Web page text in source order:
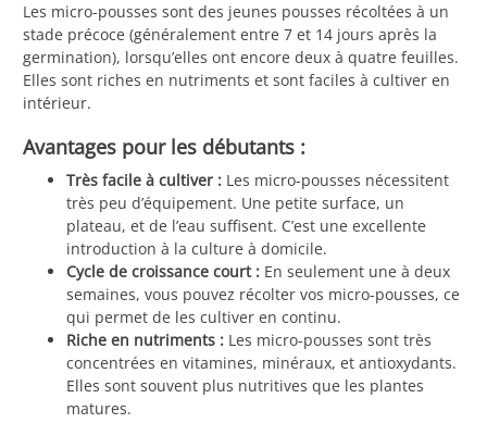
Les micro-pousses sont des jeunes pousses récoltées à un
stade précoce (généralement entre 7 et 14 jours après la
germination), lorsqu’elles ont encore deux à quatre feuilles.
Elles sont riches en nutriments et sont faciles à cultiver en
intérieur.
Avantages pour les débutants :
Très facile à cultiver : Les micro-pousses nécessitent
très peu d’équipement. Une petite surface, un
plateau, et de l’eau suffisent. C’est une excellente
introduction à la culture à domicile.
Cycle de croissance court : En seulement une à deux
semaines, vous pouvez récolter vos micro-pousses, ce
qui permet de les cultiver en continu.
Riche en nutriments : Les micro-pousses sont très
concentrées en vitamines, minéraux, et antioxydants.
Elles sont souvent plus nutritives que les plantes
matures.